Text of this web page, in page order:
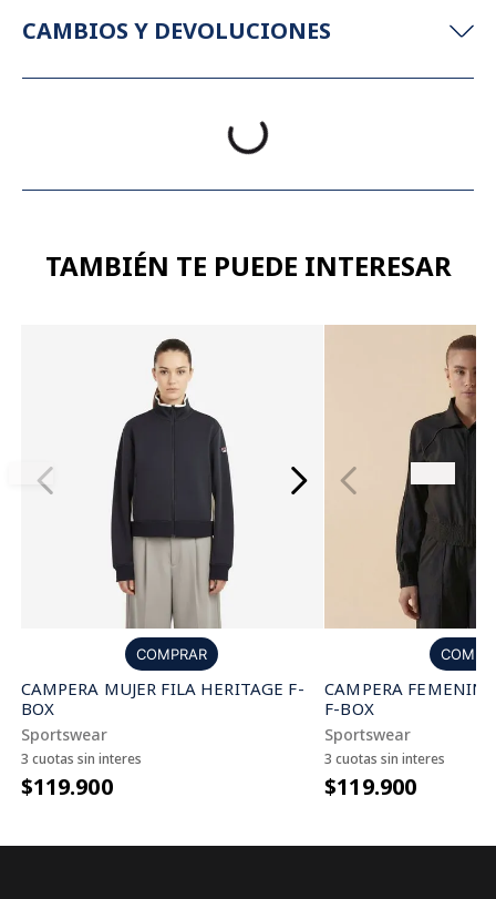
CAMBIOS Y DEVOLUCIONES
TAMBIÉN TE PUEDE INTERESAR
COMPRAR
CAMPERA MUJER FILA HERITAGE F-
BOX
Sportswear
3 cuotas sin interes
$119.900
CAMPERA
F-BOX
Sportswear
3 cuotas sin interes
$119.900